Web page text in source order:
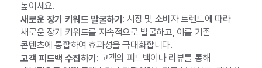
높이세요.
새로운 장기 키워드 발굴하기 : 시장 및 소비자 트렌드에 따라
새로운 장기 키워드를 지속적으로 발굴하고, 이를 기존
콘텐츠에 통합하여 효과성을 극대화합니다.
고객 피드백 수집하기 : 고객의 피드백이나 리뷰를 통해